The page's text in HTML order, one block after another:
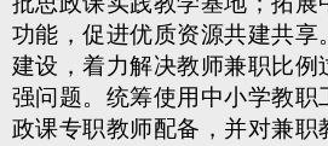
功能，促进优质资源共建共享
建设，着力解决教师兼职比例
强问题。统筹使用中小学教职
政课专职教师配备，并对兼职